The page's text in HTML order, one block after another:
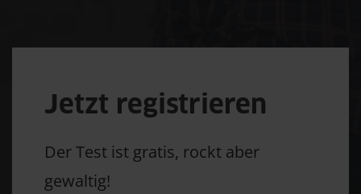
Jetzt registrieren
Der Test ist gratis, rockt aber
gewaltig!